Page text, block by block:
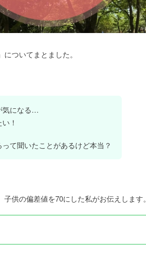
ついてまとました。
気になる…
！
て聞いたことがあるけど本当？
供の偏差値を70にした私がお伝えします。